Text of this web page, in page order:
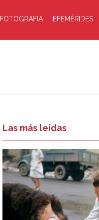
FOTOGRAFIA EFEMÉRIDES
Las más leídas